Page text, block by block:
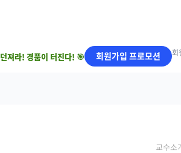
던져라! 경품이 터진다! 🎯 회원가입 프로모션 회
교수소